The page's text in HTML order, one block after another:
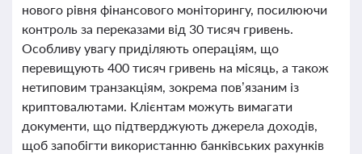
нового рівня фінансового моніторингу, посилюючи
контроль за переказами від 30 тисяч гривень.
Особливу увагу приділяють операціям, що
перевищують 400 тисяч гривень на місяць, а також
нетиповим транзакціям, зокрема пов’язаним із
криптовалютами. Клієнтам можуть вимагати
документи, що підтверджують джерела доходів,
щоб запобігти використанню банківських рахунків